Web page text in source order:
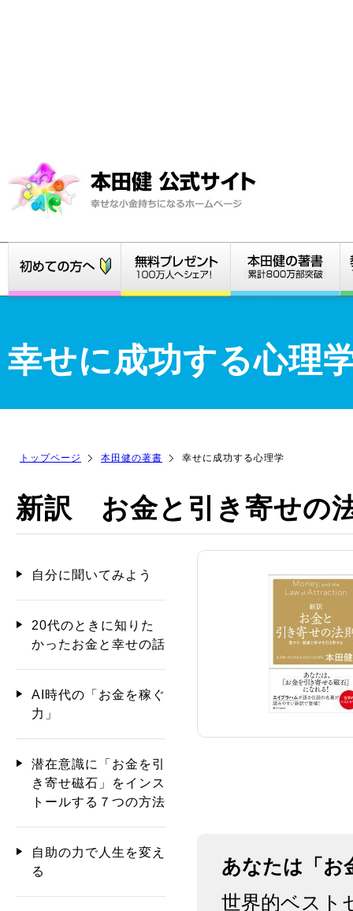
幸せに成功する心理
トップページ 本田健の著書 幸せに成功する心理学
新訳 お金と引き寄せの
あなたは「お
世界的ベスト
自分に聞いてみよう
20代のときに知りた
かったお金と幸せの話
AI時代の「お金を稼ぐ
力」
潜在意識に「お金を引
き寄せ磁石」をインス
トールする７つの方法
自助の力で人生を変え
る